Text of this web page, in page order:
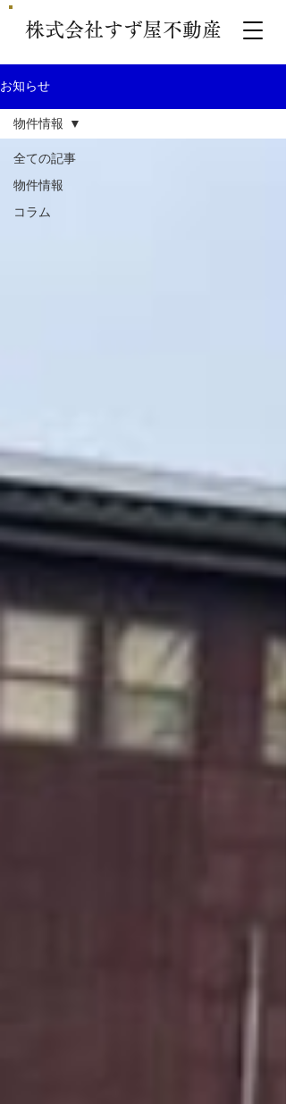
株式会社すず屋不動産
お知らせ
全ての記事
物件情報
コラム
物件情報